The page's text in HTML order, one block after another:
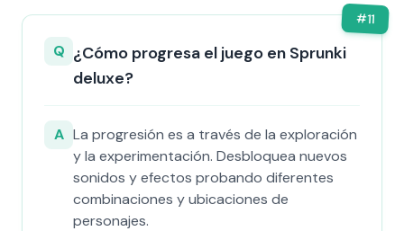
#11
Q ¿Cómo progresa el juego en Sprunki
deluxe?
A La progresión es a través de la exploración
y la experimentación. Desbloquea nuevos
sonidos y efectos probando diferentes
combinaciones y ubicaciones de
personajes.